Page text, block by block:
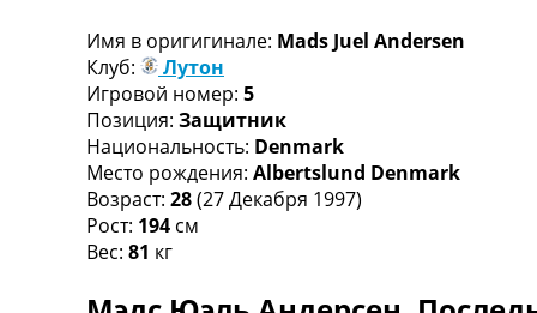
Таблицы групп Чемпионата Мира
Украина. Премьер-Лига
Украина. Первая Лига
Лига Чемпионов. Таблицы групп
Англия. Премьер-Лига
Испания. Ла Лига
Все таблицы >>>
Рейтинги
Рейтинг ФИФА
Имя в оригигинале: Mads Juel Andersen
Клуб:
Лутон
Игровой номер: 5
Позиция: Защитник
Национальность: Denmark
Место рождения: Albertslund Denmark
Возраст: 28(27 Декабря 1997)
Рост: 194 см
Вес: 81 кг